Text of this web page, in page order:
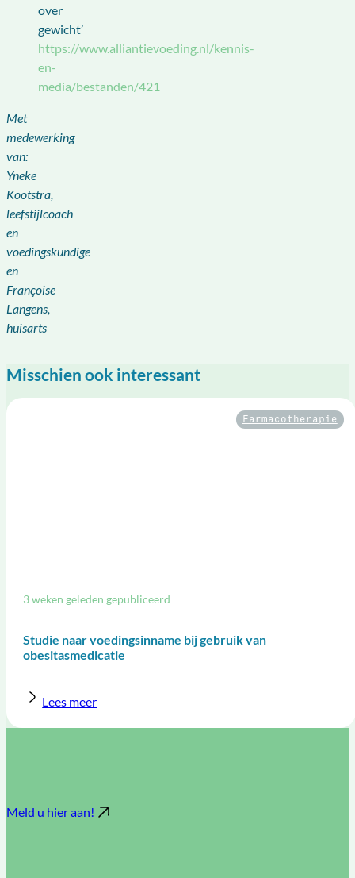
over
gewicht’
https://www.alliantievoeding.nl/kennis-
en-
media/bestanden/421
Met
medewerking
van:
Yneke
Kootstra,
leefstijlcoach
en
voedingskundige
en
Françoise
Langens,
huisarts
Misschien ook interessant
Studie naar voedingsinname bij gebruik van
obesitasmedicatie
3 weken geleden gepubliceerd
Lees meer
Farmacotherapie
Meld u hier aan!